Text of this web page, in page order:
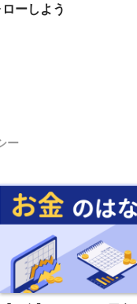
ーしよう
ー